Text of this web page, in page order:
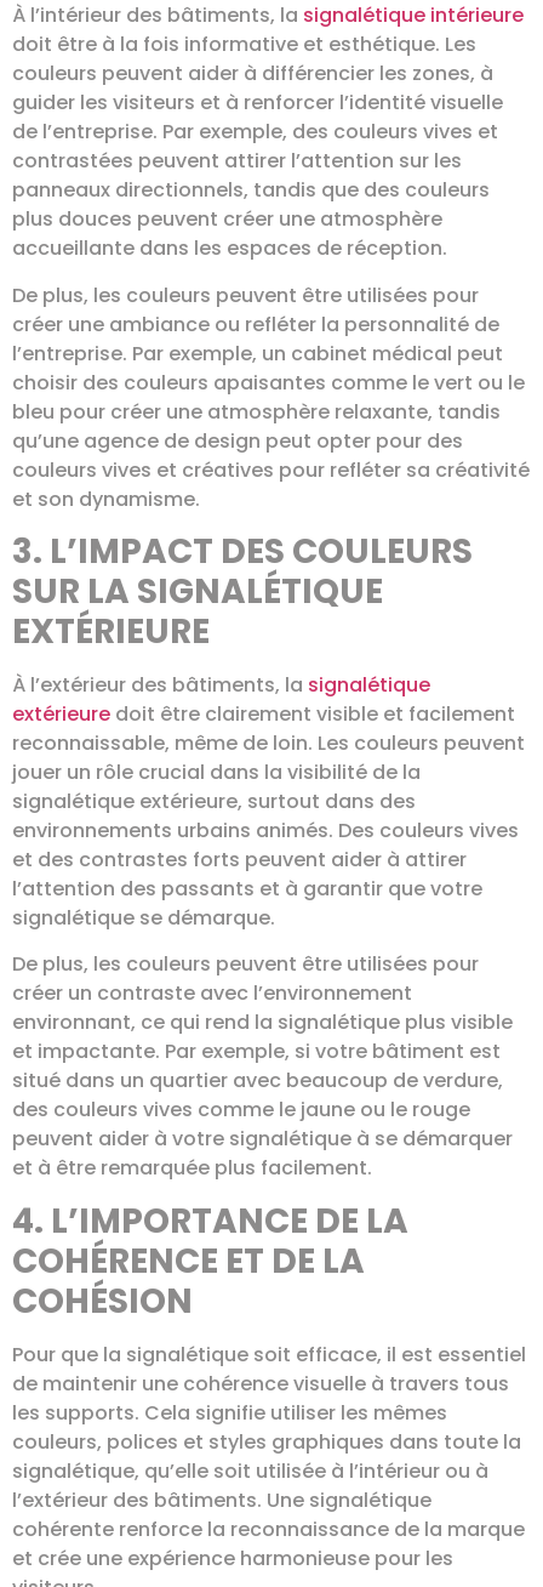
À l’intérieur des bâtiments, la signalétique intérieure
doit être à la fois informative et esthétique. Les
couleurs peuvent aider à différencier les zones, à
guider les visiteurs et à renforcer l’identité visuelle
de l’entreprise. Par exemple, des couleurs vives et
contrastées peuvent attirer l’attention sur les
panneaux directionnels, tandis que des couleurs
plus douces peuvent créer une atmosphère
accueillante dans les espaces de réception.
De plus, les couleurs peuvent être utilisées pour
créer une ambiance ou refléter la personnalité de
l’entreprise. Par exemple, un cabinet médical peut
choisir des couleurs apaisantes comme le vert ou le
bleu pour créer une atmosphère relaxante, tandis
qu’une agence de design peut opter pour des
couleurs vives et créatives pour refléter sa créativité
et son dynamisme.
3. L’IMPACT DES COULEURS
SUR LA SIGNALÉTIQUE
EXTÉRIEURE
À l’extérieur des bâtiments, la signalétique
extérieure doit être clairement visible et facilement
reconnaissable, même de loin. Les couleurs peuvent
jouer un rôle crucial dans la visibilité de la
signalétique extérieure, surtout dans des
environnements urbains animés. Des couleurs vives
et des contrastes forts peuvent aider à attirer
l’attention des passants et à garantir que votre
signalétique se démarque.
De plus, les couleurs peuvent être utilisées pour
créer un contraste avec l’environnement
environnant, ce qui rend la signalétique plus visible
et impactante. Par exemple, si votre bâtiment est
situé dans un quartier avec beaucoup de verdure,
des couleurs vives comme le jaune ou le rouge
peuvent aider à votre signalétique à se démarquer
et à être remarquée plus facilement.
4. L’IMPORTANCE DE LA
COHÉRENCE ET DE LA
COHÉSION
Pour que la signalétique soit efficace, il est essentiel
de maintenir une cohérence visuelle à travers tous
les supports. Cela signifie utiliser les mêmes
couleurs, polices et styles graphiques dans toute la
signalétique, qu’elle soit utilisée à l’intérieur ou à
l’extérieur des bâtiments. Une signalétique
cohérente renforce la reconnaissance de la marque
et crée une expérience harmonieuse pour les